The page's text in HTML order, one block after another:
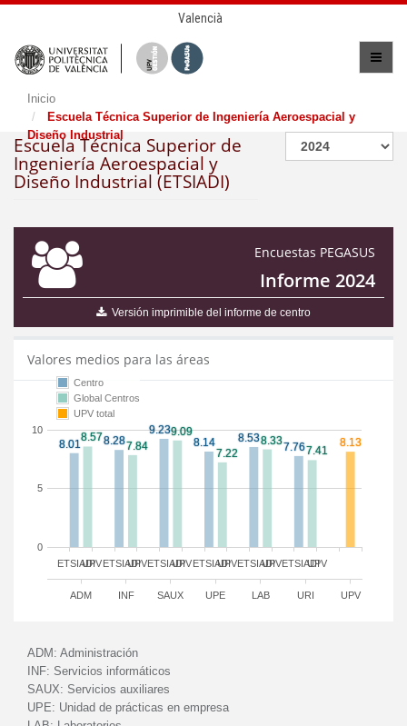
Valencià
Inicio
Escuela Técnica Superior de Ingeniería Aeroespacial y
Diseño Industrial
Escuela Técnica Superior de
Ingeniería Aeroespacial y
Diseño Industrial (ETSIADI)
Encuestas PEGASUS
Informe 2024
Versión imprimible del informe de centro
Valores medios para las áreas
ETSIADI ETSIADI ETSIADI ETSIADI ETSIADI ETSIADI
UPV UPV UPV UPV UPV UPV
ADM INF SAUX UPE LAB URI UPV
0
5
10
Centro
Global Centros
UPV total
ADM: Administración
INF: Servicios informáticos
SAUX: Servicios auxiliares
UPE: Unidad de prácticas en empresa